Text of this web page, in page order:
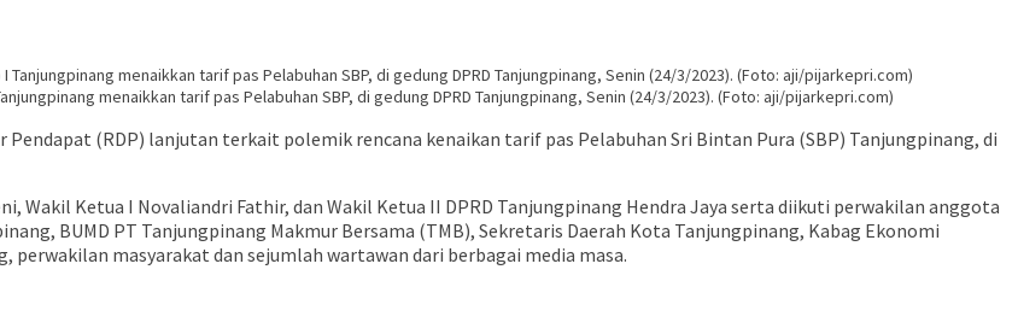
menaikkan tarif pas Pelabuhan SBP, di gedung DPRD Tanjungpinang, Senin (24/3/2023). (Foto: aji/pijarkepri.com)
(RDP) lanjutan terkait polemik rencana kenaikan tarif pas Pelabuhan Sri Bintan Pura (SBP) Tanjungpinang, di
Wakil Ketua I Novaliandri Fathir, dan Wakil Ketua II DPRD Tanjungpinang Hendra Jaya serta diikuti perwakilan anggota
BUMD PT Tanjungpinang Makmur Bersama (TMB), Sekretaris Daerah Kota Tanjungpinang, Kabag Ekonomi
masyarakat dan sejumlah wartawan dari berbagai media masa.